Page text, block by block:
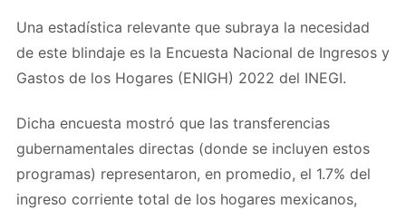
Una estadística relevante que subraya la necesidad
de este blindaje es la Encuesta Nacional de Ingresos y
Gastos de los Hogares (ENIGH) 2022 del INEGI.
Dicha encuesta mostró que las transferencias
gubernamentales directas (donde se incluyen estos
programas) representaron, en promedio, el 1.7% del
ingreso corriente total de los hogares mexicanos,